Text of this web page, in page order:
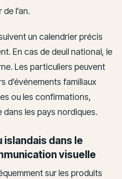
l’an.
un calendrier précis
En cas de deuil national, le
Les particuliers peuvent
d’événements familiaux
ou les confirmations,
les pays nordiques.
dans le
visuelle
sur les produits